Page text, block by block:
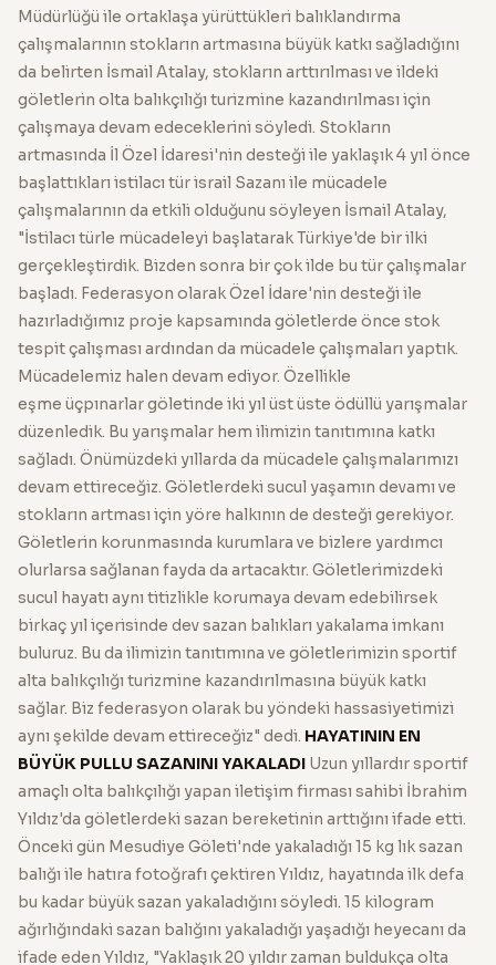
Müdürlüğü ile ortaklaşa yürüttükleri balıklandırma
çalışmalarının stokların artmasına büyük katkı sağladığını
da belirten İsmail Atalay, stokların arttırılması ve ildeki
göletlerin olta balıkçılığı turizmine kazandırılması için
çalışmaya devam edeceklerini söyledi. Stokların
artmasında İl Özel İdaresi'nin desteği ile yaklaşık 4 yıl önce
başlattıkları istilacı tür israil Sazanı ile mücadele
çalışmalarının da etkili olduğunu söyleyen İsmail Atalay,
"İstilacı türle mücadeleyi başlatarak Türkiye'de bir ilki
gerçekleştirdik. Bizden sonra bir çok ilde bu tür çalışmalar
başladı. Federasyon olarak Özel İdare'nin desteği ile
hazırladığımız proje kapsamında göletlerde önce stok
tespit çalışması ardından da mücadele çalışmaları yaptık.
Mücadelemiz halen devam ediyor. Özellikle
eşme üçpınarlar göletinde iki yıl üst üste ödüllü yarışmalar
düzenledik. Bu yarışmalar hem ilimizin tanıtımına katkı
sağladı. Önümüzdeki yıllarda da mücadele çalışmalarımızı
devam ettireceğiz. Göletlerdeki sucul yaşamın devamı ve
stokların artması için yöre halkının de desteği gerekiyor.
Göletlerin korunmasında kurumlara ve bizlere yardımcı
olurlarsa sağlanan fayda da artacaktır. Göletlerimizdeki
sucul hayatı aynı titizlikle korumaya devam edebilirsek
birkaç yıl içerisinde dev sazan balıkları yakalama imkanı
buluruz. Bu da ilimizin tanıtımına ve göletlerimizin sportif
alta balıkçılığı turizmine kazandırılmasına büyük katkı
sağlar. Biz federasyon olarak bu yöndeki hassasiyetimizi
aynı şekilde devam ettireceğiz" dedi. HAYATININ EN
BÜYÜK PULLU SAZANINI YAKALADI Uzun yıllardır sportif
amaçlı olta balıkçılığı yapan iletişim firması sahibi İbrahim
Yıldız'da göletlerdeki sazan bereketinin arttığını ifade etti.
Önceki gün Mesudiye Göleti'nde yakaladığı 15 kg lık sazan
balığı ile hatıra fotoğrafı çektiren Yıldız, hayatında ilk defa
bu kadar büyük sazan yakaladığını söyledi. 15 kilogram
ağırlığındaki sazan balığını yakaladığı yaşadığı heyecanı da
ifade eden Yıldız, "Yaklaşık 20 yıldır zaman buldukça olta